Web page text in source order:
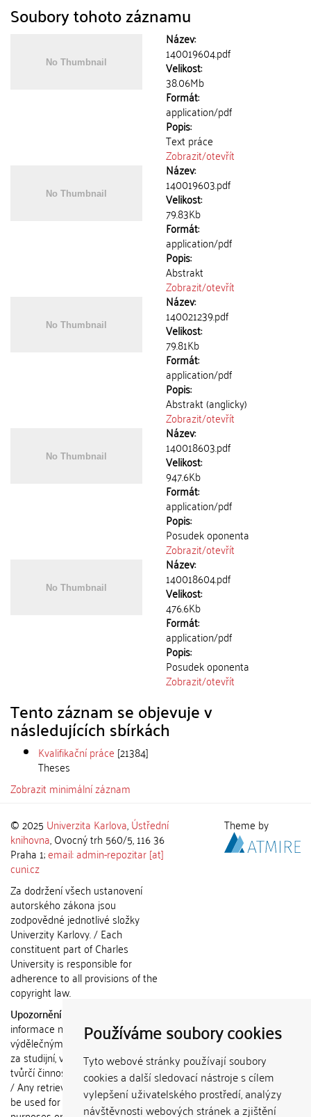
Používáme soubory cookies
Tyto webové stránky používají soubory
cookies a další sledovací nástroje s cílem
vylepšení uživatelského prostředí, analýzy
návštěvnosti webových stránek a zjištění
Soubory tohoto záznamu
Název:
140019604.pdf
Velikost:
38.06Mb
Formát:
application/pdf
Popis:
Text práce
Zobrazit/otevřít
Název:
140019603.pdf
Velikost:
79.83Kb
Formát:
application/pdf
Popis:
Abstrakt
Zobrazit/otevřít
Název:
140021239.pdf
Velikost:
79.81Kb
Formát:
application/pdf
Popis:
Abstrakt (anglicky)
Zobrazit/otevřít
Název:
140018603.pdf
Velikost:
947.6Kb
Formát:
application/pdf
Popis:
Posudek oponenta
Zobrazit/otevřít
Název:
140018604.pdf
Velikost:
476.6Kb
Formát:
application/pdf
Popis:
Posudek oponenta
Zobrazit/otevřít
Tento záznam se objevuje v
následujících sbírkách
Kvalifikační práce [21384]
Theses
Zobrazit minimální záznam
© 2025 Univerzita Karlova,Ústřední
knihovna, Ovocný trh 560/5, 116 36
Praha 1;email: admin-repozitar [at]
cuni.cz
Za dodržení všech ustanovení
autorského zákona jsou
zodpovědné jednotlivé složky
Univerzity Karlovy. / Each
constituent part of Charles
University is responsible for
adherence to all provisions of the
copyright law.
Upozornění / Notice:
informace nemohou být použity k
výdělečným účelům nebo vydávány
za studijní, vědeckou nebo jinou
tvůrčí činnost jiné osoby než autora.
/ Any retrieved information shall not
be used for any commercial
Theme by